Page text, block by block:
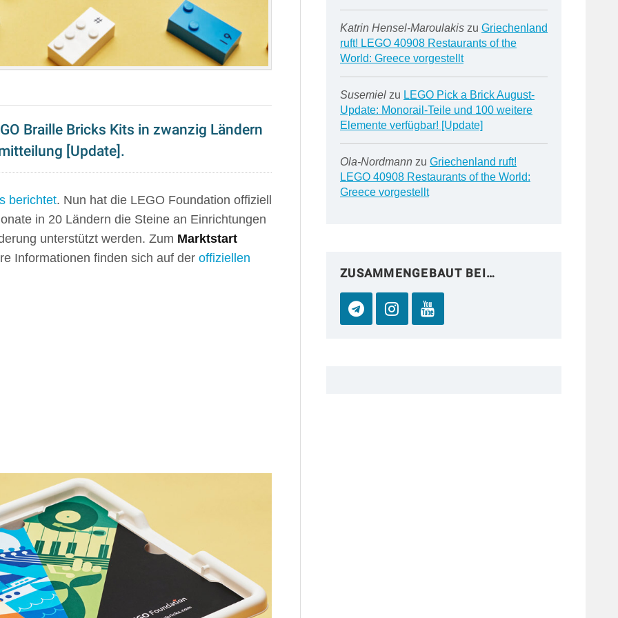
Braille Bricks Kits in zwanzig Ländern
[Update].
berichtet. Nun hat die LEGO Foundation offiziell
in 20 Ländern die Steine an Einrichtungen
unterstützt werden. Zum Marktstart
Informationen finden sich auf der offiziellen
Katrin Hensel-Maroulakiszu Griechenland
ruft! LEGO 40908 Restaurants of the
World: Greece vorgestellt
Susemielzu LEGO Pick a Brick August-
Update: Monorail-Teile und 100 weitere
Elemente verfügbar! [Update]
Ola-Nordmannzu Griechenland ruft!
LEGO 40908 Restaurants of the World:
Greece vorgestellt
ZUSAMMENGEBAUT BEI…